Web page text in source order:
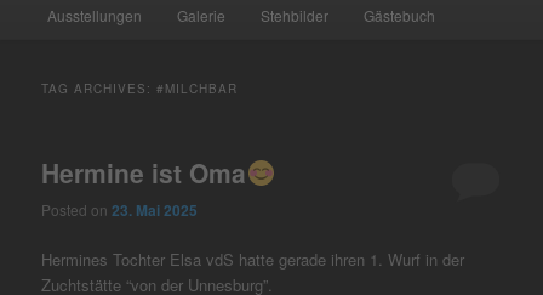
Ausstellungen Galerie Stehbilder Gästebuch
TAG ARCHIVES:#MILCHBAR
Hermine ist Oma
Posted on23. Mai 2025
Hermines Tochter Elsa vdS hatte gerade ihren 1. Wurf in der
Zuchtstätte “von der Unnesburg”.